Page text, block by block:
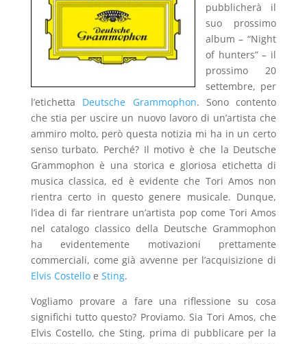
pubblicherà il
suo prossimo
album – “Night
of hunters” – il
prossimo 20
settembre, per
l’etichetta Deutsche Grammophon. Sono contento
che stia per uscire un nuovo lavoro di un’artista che
ammiro molto, però questa notizia mi ha in un certo
senso turbato. Perché? Il motivo è che la Deutsche
Grammophon è una storica e gloriosa etichetta di
musica classica, ed è evidente che Tori Amos non
rientra certo in questo genere musicale. Dunque,
l’idea di far rientrare un’artista pop come Tori Amos
nel catalogo classico della Deutsche Grammophon
ha evidentemente motivazioni prettamente
commerciali, come già avvenne per l’acquisizione di
Elvis Costelloe Sting.
Vogliamo provare a fare una riflessione su cosa
significhi tutto questo? Proviamo. Sia Tori Amos, che
Elvis Costello, che Sting, prima di pubblicare per la